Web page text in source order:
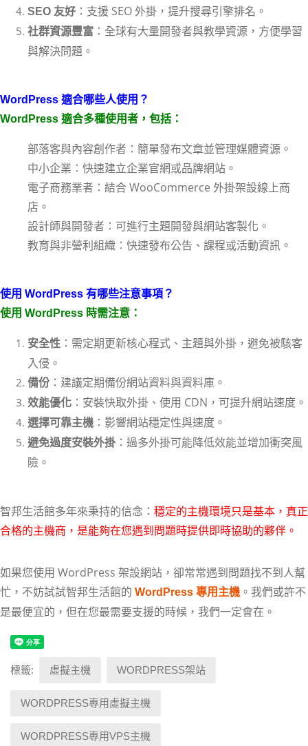
SEO 友好 ：支援 SEO 外掛，提升搜尋引擎排名。
社群資源豐富 ：全球有大量開發者與教學資源，方便學習
與解決問題。
WordPress 適合哪些人使用？
WordPress 適合多種使用者，包括：
部落客與內容創作者：簡單發布文章並管理媒體資源。
中小企業：快速建立企業官網或品牌網站。
電子商務業者：結合 WooCommerce 外掛架設線上商
店。
設計師與開發者：可進行主題開發與網站客製化。
教育與非營利組織：快速發布公告、課程或活動資訊。
使用 WordPress 有哪些注意事項？
使用 WordPress 時需注意：
安全性 ：需定期更新核心程式、主題與外掛，避免被駭客
入侵。
備份 ：建議定期備份網站資料與資料庫。
效能優化 ：安裝快取外掛、使用 CDN，可提升網站速度。
選擇可靠主機 ：影響網站穩定性與速度。
避免過度安裝外掛 ：過多外掛可能降低效能並增加衝突風
險。
智邦生活館多年來秉持的信念： 穩定的主機環境只是基本，真正
合格的主機商，是能夠在您遇到問題時提供即時協助的夥伴。
如果您使用 WordPress 架設網站，卻常常遇到問題找不到人幫
忙，不妨試試智邦生活館的 WordPress 專用主機 。 我們或許不
是最便宜的，但在您最需要支援的時候，我們一定會在。
標籤: 虛擬主機 WORDPRESS架站
WORDPRESS專用虛擬主機
WORDPRESS專用VPS主機